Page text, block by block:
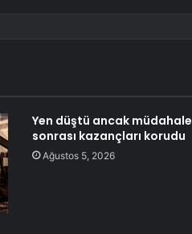
Yen düştü ancak müdahale
sonrası kazançları korudu
Ağustos 5, 2026